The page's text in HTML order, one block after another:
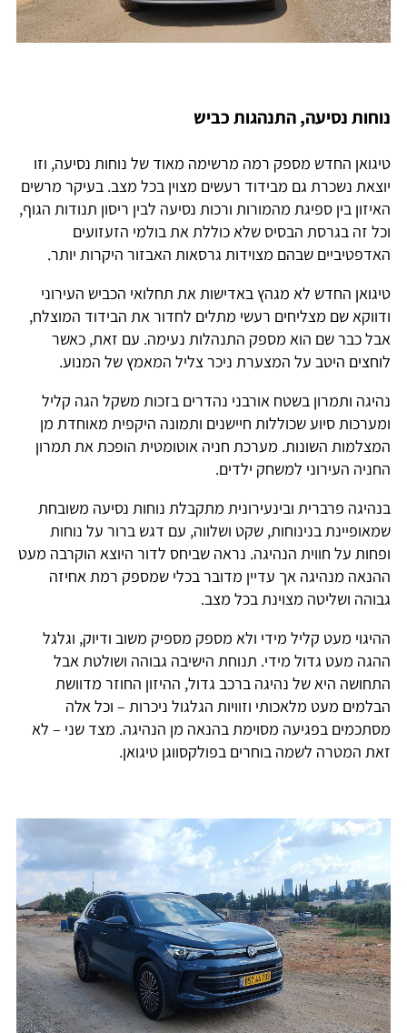
נוחות נסיעה, התנהגות כביש
טיגואן החדש מספק רמה מרשימה מאוד של נוחות נסיעה, וזו
יוצאת נשכרת גם מבידוד רעשים מצוין בכל מצב. בעיקר מרשים
האיזון בין ספיגת מהמורות ורכות נסיעה לבין ריסון תנודות הגוף,
וכל זה בגרסת הבסיס שלא כוללת את בולמי הזעזועים
האדפטיביים שבהם מצוידות גרסאות האבזור היקרות יותר.
טיגואן החדש לא מגהץ באדישות את תחלואי הכביש העירוני
ודווקא שם מצליחים רעשי מתלים לחדור את הבידוד המוצלח,
אבל כבר שם הוא מספק התנהלות נעימה. עם זאת, כאשר
לוחצים היטב על המצערת ניכר צליל המאמץ של המנוע.
נהיגה ותמרון בשטח אורבני נהדרים בזכות משקל הגה קליל
ומערכות סיוע שכוללות חיישנים ותמונה היקפית מאוחדת מן
המצלמות השונות. מערכת חניה אוטומטית הופכת את תמרון
החניה העירוני למשחק ילדים.
בנהיגה פרברית ובינעירונית מתקבלת נוחות נסיעה משובחת
שמאופיינת בנינוחות, שקט ושלווה, עם דגש ברור על נוחות
ופחות על חווית הנהיגה. נראה שביחס לדור היוצא הוקרבה מעט
ההנאה מנהיגה אך עדיין מדובר בכלי שמספק רמת אחיזה
גבוהה ושליטה מצוינת בכל מצב.
ההיגוי מעט קליל מידי ולא מספק מספיק משוב ודיוק, וגלגל
ההגה מעט גדול מידי. תנוחת הישיבה גבוהה ושולטת אבל
התחושה היא של נהיגה ברכב גדול, ההיזון החוזר מדוושת
הבלמים מעט מלאכותי וזוויות הגלגול ניכרות – וכל אלה
מסתכמים בפגיעה מסוימת בהנאה מן הנהיגה. מצד שני – לא
זאת המטרה לשמה בוחרים בפולקסווגן טיגואן.